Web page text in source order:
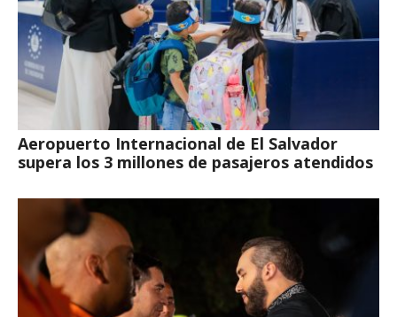
Aeropuerto Internacional de El Salvador
supera los 3 millones de pasajeros atendidos